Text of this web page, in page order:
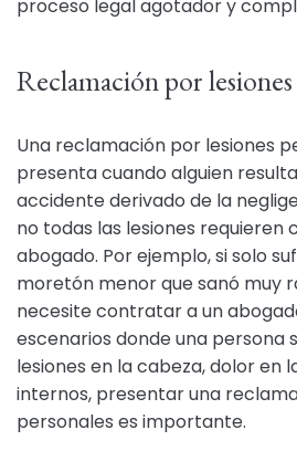
proceso legal agotador y
Reclamación por lesiones
Una reclamación por lesiones
presenta cuando alguien
accidente derivado de la
no todas las lesiones requieren
abogado. Por ejemplo, si solo
moretón menor que sanó muy
necesite contratar a un
escenarios donde una persona
lesiones en la cabeza, dolor en
internos, presentar una
personales es importante.